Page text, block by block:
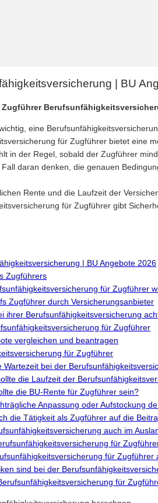
| BU
eine
für Zugführer bietet eine
in der Regel, sobald der Zugführer
daran denken, die genauen
Rente und die Laufzeit der
für Zugführer gibt
| BU Angebote 2026
Zugführers
für Zugführer
Zugführer durch Versicherungsanbieter
ihrer Berufsunfähigkeitsversicherung
für Zugführer
vergleichen und beantragen
für Zugführer
Wartezeit bei der
die Laufzeit der
die BU-Rente für Zugführer sein?
Anpassung oder Aufstockung
die Tätigkeit als Zugführer auf die
auch im
für
für
sind bei der
für